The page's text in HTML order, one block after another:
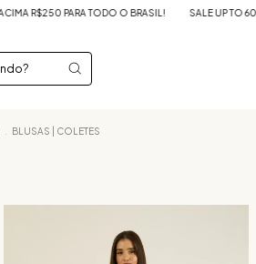
SALE UP TO 60% OFF FRETE GRÁTIS ACIMA
BLUSAS | COLETES